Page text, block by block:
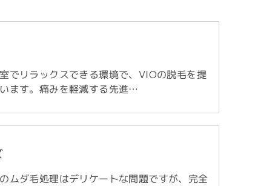
でリラックスできる環境で、VIOの脱毛を提
ます。痛みを軽減する先進…
ムダ毛処理はデリケートな問題ですが、完全